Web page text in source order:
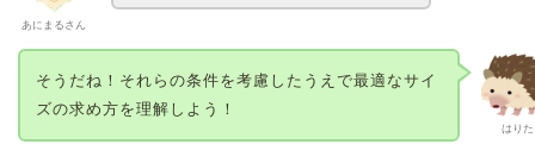
あにまるさん
はりた
そうだね！それらの条件を考慮したうえで最適なサイ
ズの求め方を理解しよう！